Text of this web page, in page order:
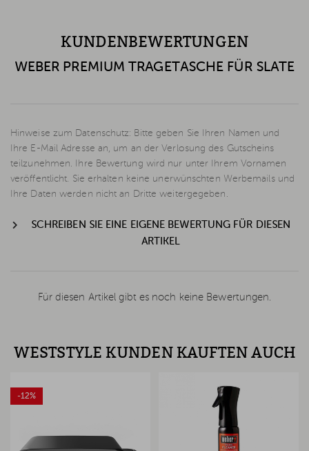
KUNDENBEWERTUNGEN
WEBER PREMIUM TRAGETASCHE FÜR SLATE
Hinweise zum Datenschutz: Bitte geben Sie Ihren Namen und
Ihre E-Mail Adresse an, um an der Verlosung des Gutscheins
teilzunehmen. Ihre Bewertung wird nur unter Ihrem Vornamen
veröffentlicht. Sie erhalten keine unerwünschten Werbemails und
Ihre Daten werden nicht an Dritte weitergegeben.
SCHREIBEN SIE EINE EIGENE BEWERTUNG FÜR DIESEN
ARTIKEL
Für diesen Artikel gibt es noch keine Bewertungen.
WESTSTYLE KUNDEN KAUFTEN AUCH
-12%